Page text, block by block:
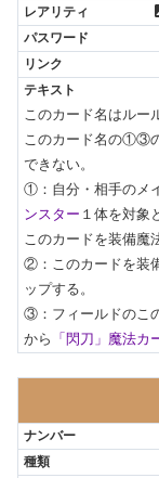
このカード名はルー
このカード名の①③
できない。
①：自分・相手のメ
ンスター １体を対象
このカードを装備魔
②：このカードを装
ップする。
③：フィールドのこ
から 「閃刀」魔法カ